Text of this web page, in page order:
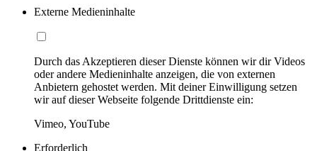
Externe Medieninhalte
Durch das Akzeptieren dieser Dienste können wir dir Videos
oder andere Medieninhalte anzeigen, die von externen
Anbietern gehostet werden. Mit deiner Einwilligung setzen
wir auf dieser Webseite folgende Drittdienste ein:
Vimeo, YouTube
Erforderlich